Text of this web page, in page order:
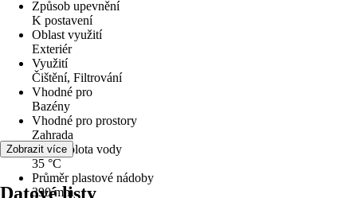
Způsob upevnění
K postavení
Oblast využití
Exteriér
Využití
Čištění, Filtrování
Vhodné pro
Bazény
Vhodné pro prostory
Zahrada
max. teplota vody
35 °C
Průměr plastové nádoby
390 mm
Zobrazit více
Datové listy